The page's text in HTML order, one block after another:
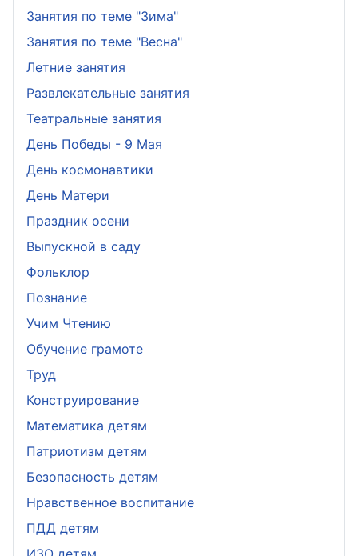
Занятия по теме "Зима"
Занятия по теме "Весна"
Летние занятия
Развлекательные занятия
Театральные занятия
День Победы - 9 Мая
День космонавтики
День Матери
Праздник осени
Выпускной в саду
Фольклор
Познание
Учим Чтению
Обучение грамоте
Труд
Конструирование
Математика детям
Патриотизм детям
Безопасность детям
Нравственное воспитание
ПДД детям